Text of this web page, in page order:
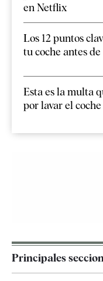
en Netflix
Los 12 puntos
tu coche antes
Esta es la multa
por lavar el
Principales